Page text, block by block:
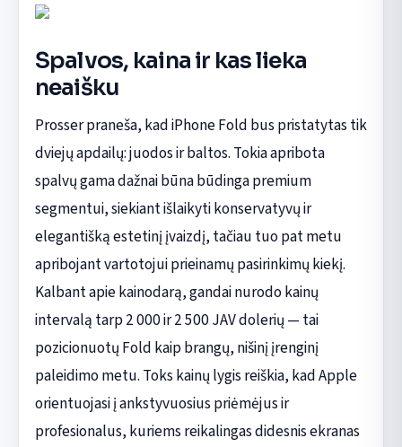
Spalvos, kaina ir kas lieka
neaišku
Prosser praneša, kad iPhone Fold bus pristatytas tik
dviejų apdailų: juodos ir baltos. Tokia apribota
spalvų gama dažnai būna būdinga premium
segmentui, siekiant išlaikyti konservatyvų ir
elegantišką estetinį įvaizdį, tačiau tuo pat metu
apribojant vartotojui prieinamų pasirinkimų kiekį.
Kalbant apie kainodarą, gandai nurodo kainų
intervalą tarp 2 000 ir 2 500 JAV dolerių — tai
pozicionuotų Fold kaip brangų, nišinį įrenginį
paleidimo metu. Toks kainų lygis reiškia, kad Apple
orientuojasi į ankstyvuosius priėmėjus ir
profesionalus, kuriems reikalingas didesnis ekranas